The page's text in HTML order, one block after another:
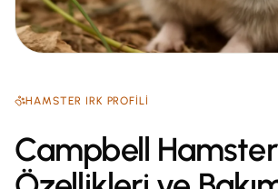
HAMSTER IRK PROFILI
Campbell Hamster